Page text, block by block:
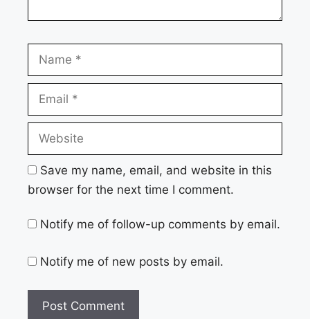
Save my name, email, and website in this
browser for the next time I comment.
Notify me of follow-up comments by email.
Notify me of new posts by email.